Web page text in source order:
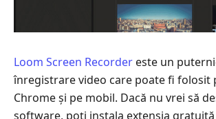
Loom Screen Recorder este un
înregistrare video care poate fi folosit
Chrome și pe mobil. Dacă nu vrei să
software, poți instala extensia gratuită